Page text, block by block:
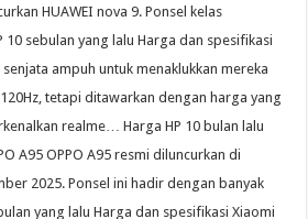
HUAWEI nova 9. Ponsel kelas
sebulan yang lalu Harga dan spesifikasi
ampuh untuk menaklukkan mereka
tetapi ditawarkan dengan harga yang
realme… Harga HP 10 bulan lalu
A95 OPPO A95 resmi diluncurkan di
2025. Ponsel ini hadir dengan banyak
yang lalu Harga dan spesifikasi Xiaomi